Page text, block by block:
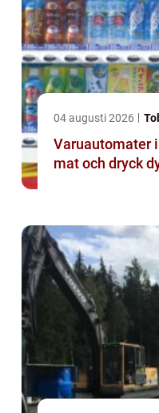
04 augusti 2026
Varuautomater
mat och dryck